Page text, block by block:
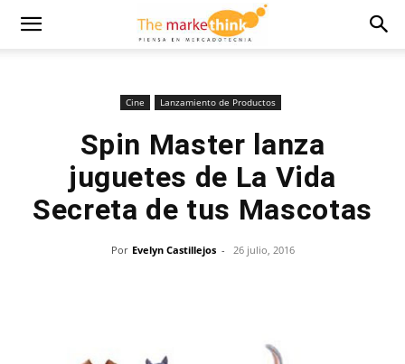
Cine Lanzamiento de Productos
Spin Master lanza
juguetes de La Vida
Secreta de tus Mascotas
Por Evelyn Castillejos - 26 julio, 2016